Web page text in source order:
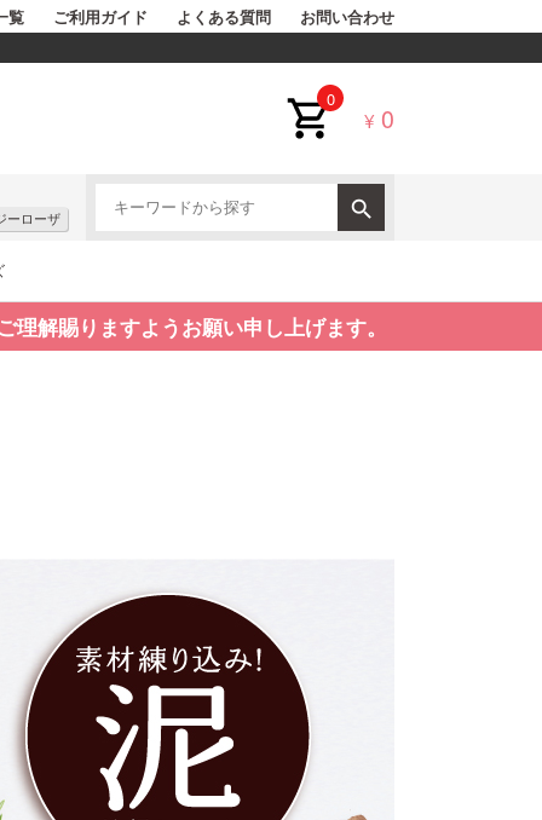
覧 ご利用ガイド よくある質問 お問い合わせ
0
¥ 0
ーローザ
解賜りますようお願い申し上げます。